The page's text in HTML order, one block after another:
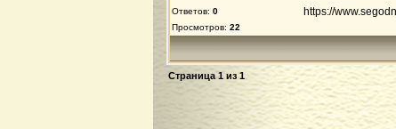
Ответов: 0
Просмотров: 22
https://
Страница1из 1